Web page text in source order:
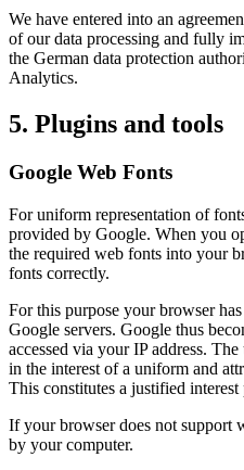
We have entered into an
of our data processing and fully
the German data protection
Analytics.
5. Plugins and tools
Google Web Fonts
For uniform representation of
provided by Google. When you
the required web fonts into your
fonts correctly.
For this purpose your browser
Google servers. Google thus
accessed via your IP address.
in the interest of a uniform and
This constitutes a justified
If your browser does not support
by your computer.